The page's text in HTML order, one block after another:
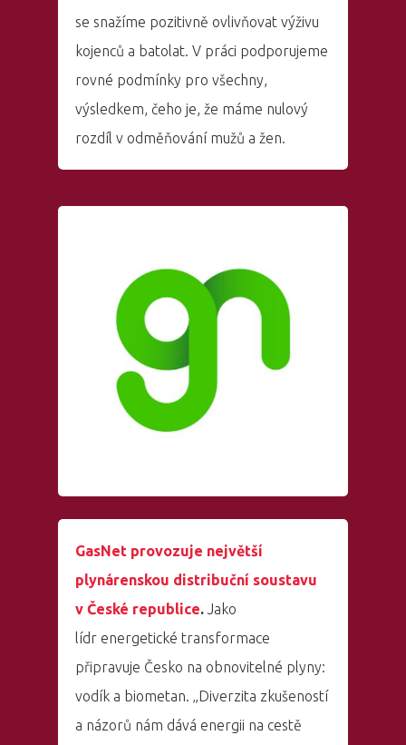
se snažíme pozitivně ovlivňovat výživu
kojenců a batolat. V práci podporujeme
rovné podmínky pro všechny,
výsledkem, čeho je, že máme nulový
rozdíl v odměňování mužů a žen.
GasNet provozuje největší
plynárenskou distribuční soustavu
v České republice. Jako
lídr energetické transformace
připravuje Česko na obnovitelné plyny:
vodík a biometan. „Diverzita zkušeností
a názorů nám dává energii na cestě